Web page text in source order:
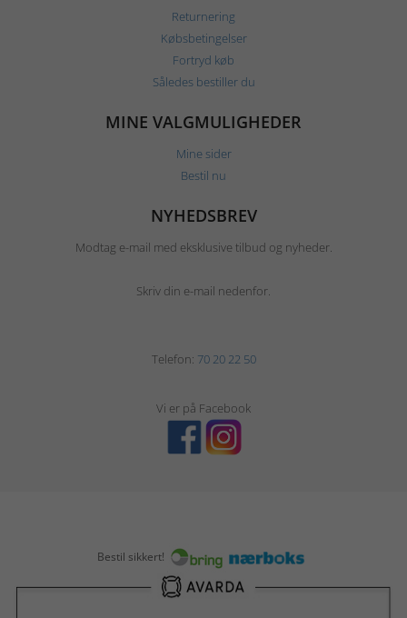
Returnering
Købsbetingelser
Fortryd køb
Således bestiller du
MINE VALGMULIGHEDER
Mine sider
Bestil nu
NYHEDSBREV
Modtag e-mail med eksklusive tilbud og nyheder.
Skriv din e-mail nedenfor.
Telefon: 70 20 22 50
Vi er på Facebook
Bestil sikkert!